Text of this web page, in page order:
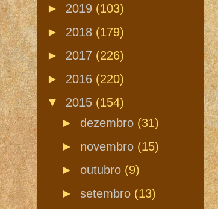
► 2019 (103)
► 2018 (179)
► 2017 (226)
► 2016 (220)
▼ 2015 (154)
► dezembro (31)
► novembro (15)
► outubro (9)
► setembro (13)